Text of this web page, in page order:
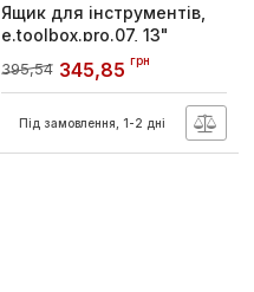
Ящик для інструментів,
e.toolbox.pro.07, 13"
320x158x137 мм, E.NEXT
t011007
395,54 345,85 грн
Під замовлення, 1-2 дні